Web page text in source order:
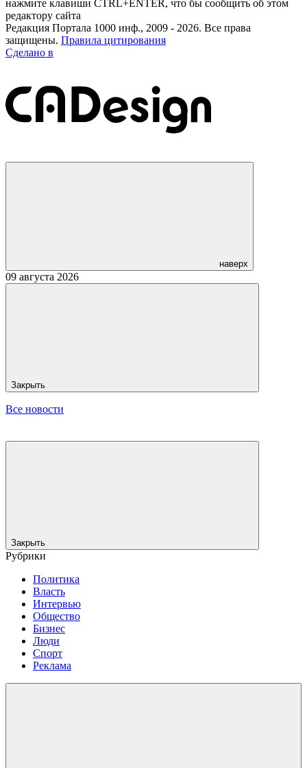
нажмите клавиши CTRL+ENTER, что бы сообщить об этом
редактору сайта
Редакция Портала 1000 инф., 2009 - 2026. Все права
защищены. Правила цитирования
Сделано в
наверх
09 августа 2026
Закрыть
Все новости
Закрыть
Рубрики
Политика
Власть
Интервью
Общество
Бизнес
Люди
Спорт
Реклама